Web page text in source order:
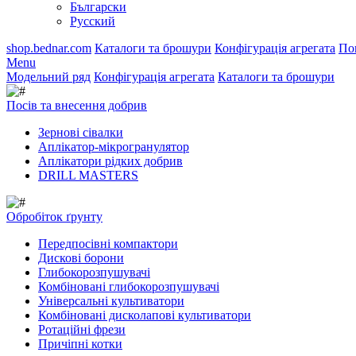
Български
Русский
shop.bednar.com Каталоги та брошури Конфігурація агрегата
Menu
Модельний ряд Конфігурація агрегата Каталоги та брошури
Посів та внесення добрив
Зернові сівалки
Аплікатор-мікрогранулятор
Аплікатори рідких добрив
DRILL MASTERS
Обробіток ґрунту
Передпосівні компактори
Дискові борони
Глибокорозпушувачі
Комбіновані глибокорозпушувачі
Універсальні культиватори
Комбіновані дисколапові культиватори
Ротаційні фрези
Причіпні котки